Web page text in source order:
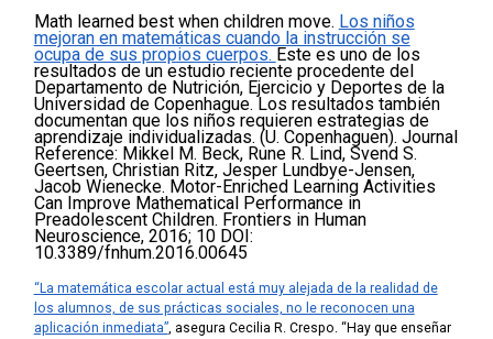
Math learned best when children move. Los niños
mejoran en matemáticas cuando la instrucción se
ocupa de sus propios cuerpos. Este es uno de los
resultados de un estudio reciente procedente del
Departamento de Nutrición, Ejercicio y Deportes de la
Universidad de Copenhague. Los resultados también
documentan que los niños requieren estrategias de
aprendizaje individualizadas. (U. Copenhaguen). Journal
Reference: Mikkel M. Beck, Rune R. Lind, Svend S.
Geertsen, Christian Ritz, Jesper Lundbye-Jensen,
Jacob Wienecke. Motor-Enriched Learning Activities
Can Improve Mathematical Performance in
Preadolescent Children. Frontiers in Human
Neuroscience, 2016; 10 DOI:
10.3389/fnhum.2016.00645
“La matemática escolar actual está muy alejada de la realidad de
los alumnos, de sus prácticas sociales, no le reconocen una
aplicación inmediata”, asegura Cecilia R. Crespo. “Hay que enseñar